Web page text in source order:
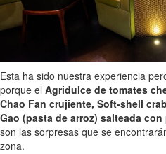
Esta ha sido nuestra experiencia
porque el Agridulce de tomates
Chao Fan crujiente, Soft-shell
Gao (pasta de arroz) salteada
son las sorpresas que se
zona.